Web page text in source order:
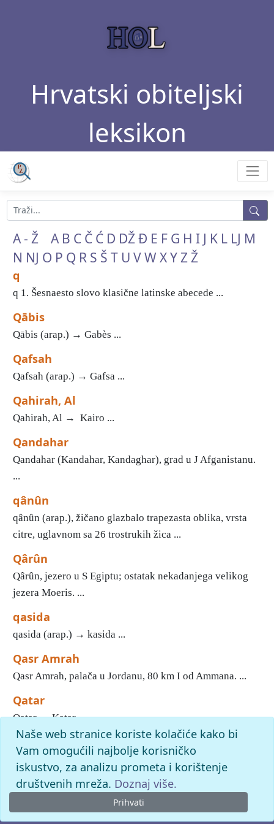
Hrvatski obiteljski
leksikon
A - Ž A B C Č Ć D DŽĐ E F G H I J K L LJ M
N NJ O P Q R S Š T U VW XYZŽ
q
q 1. Šesnaesto slovo klasične latinske abecede ...
Qābis
Qābis (arap.) → Gabès ...
Qafsah
Qafsah (arap.) → Gafsa ...
Qahirah, Al
Qahirah, Al → Kairo ...
Qandahar
Qandahar (Kandahar, Kandaghar), grad u J Afganistanu.
...
qânûn
qânûn (arap.), žičano glazbalo trapezasta oblika, vrsta
citre, uglavnom sa 26 trostrukih žica ...
Qârûn
Qârûn, jezero u S Egiptu; ostatak nekadanjega velikog
jezera Moeris. ...
qasida
qasida (arap.) → kasida ...
Qasr Amrah
Qasr Amrah, palača u Jordanu, 80 km I od Ammana. ...
Qatar
Qatar → Katar ...
1 2 3 4 5 6 7
slovoq: pronađenih odgovora: 70; vrijeme izvršavanja upita:
14 ms
Naše web stranice koriste kolačiće kako bi
Vam omogućili najbolje korisničko
iskustvo, za analizu prometa i korištenje
društvenih mreža. Doznaj više.
Prihvati
© 2026. -Leksikografski zavodMiroslav Krleža